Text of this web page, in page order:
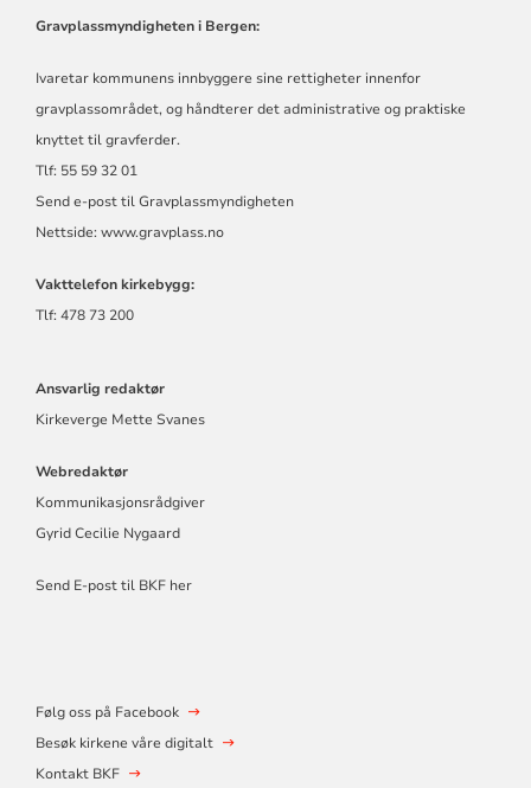
Gravplassmyndigheten i Bergen:
Ivaretar kommunens innbyggere sine rettigheter innenfor
gravplassområdet, og håndterer det administrative og praktiske
knyttet til gravferder.
Tlf: 55 59 32 01
Send e-post til Gravplassmyndigheten
Nettside: www.gravplass.no
Vakttelefon kirkebygg:
Tlf: 478 73 200
Ansvarlig redaktør
Kirkeverge Mette Svanes
Webredaktør
Kommunikasjonsrådgiver
Gyrid Cecilie Nygaard
Send E-post til BKF her
Følg oss på Facebook
Besøk kirkene våre digitalt
Kontakt BKF